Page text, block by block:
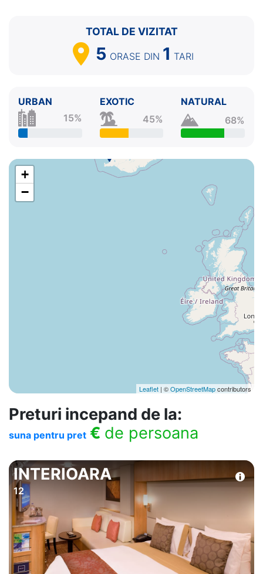
TOTAL DE VIZITAT
5 ORASE DIN 1 TARI
URBAN
15%
EXOTIC
45%
NATURAL
68%
+
−
Leaflet | ©OpenStreetMapcontributors
Preturi incepand de la:
suna pentru pret € de persoana
INTERIOARA
12